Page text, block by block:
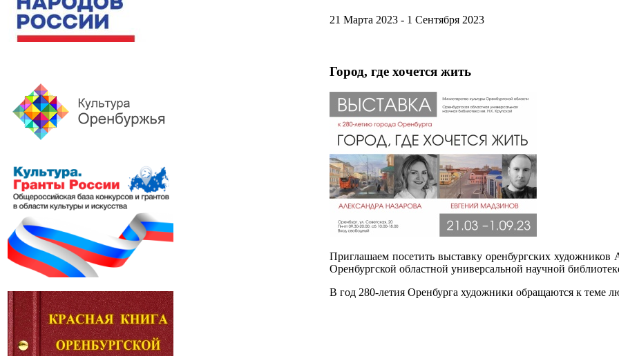
21 Марта 2023 - 1 Сентября 2023
Город, где хочется жить
Приглашаем посетить выставку оренбургских
Оренбургской областной универсальной научной
В год 280-летия Оренбурга художники обращаются к теме